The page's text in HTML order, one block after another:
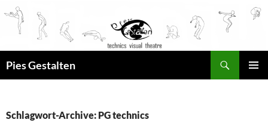
Pies Gestalten
Schlagwort-Archive: PG technics